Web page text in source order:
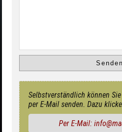
Selbstverständlich können
per E-Mail senden. Dazu
Per E-Mail: